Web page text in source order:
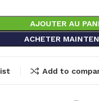
AJOUTER AU
ACHETER
Add to